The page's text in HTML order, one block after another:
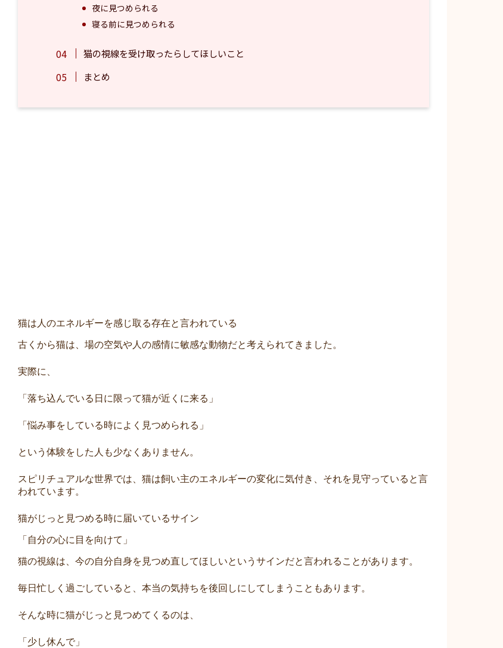
夜に見つめられる
寝る前に見つめられる
猫の視線を受け取ったらしてほしいこと
まとめ
猫は人のエネルギーを感じ取る存在と言われている
古くから猫は、場の空気や人の感情に敏感な動物だと考えられてきました。
実際に、
「落ち込んでいる日に限って猫が近くに来る」
「悩み事をしている時によく見つめられる」
という体験をした人も少なくありません。
スピリチュアルな世界では、猫は飼い主のエネルギーの変化に気付き、それを見守っていると言
われています。
猫がじっと見つめる時に届いているサイン
「自分の心に目を向けて」
猫の視線は、今の自分自身を見つめ直してほしいというサインだと言われることがあります。
毎日忙しく過ごしていると、本当の気持ちを後回しにしてしまうこともあります。
そんな時に猫がじっと見つめてくるのは、
「少し休んで」